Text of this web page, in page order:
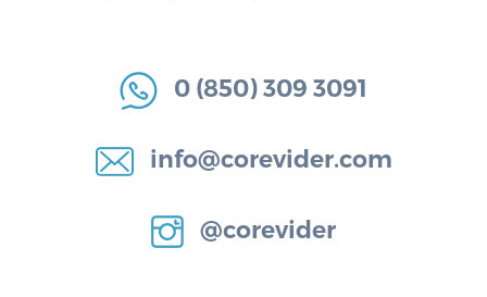
0 (850) 309 3091
info@corevider.com
@corevider